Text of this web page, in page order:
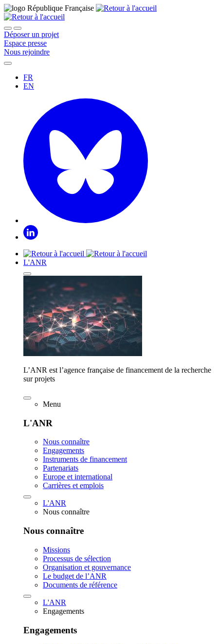
Déposer un projet
Espace presse
Nous rejoindre
FR
EN
L'ANR
L’ANR est l’agence française de financement de la recherche
sur projets
Menu
L'ANR
Nous connaître
Engagements
Instruments de financement
Partenariats
Europe et international
Carrières et emplois
L'ANR
Nous connaître
Nous connaître
Missions
Processus de sélection
Organisation et gouvernance
Le budget de l’ANR
Documents de référence
L'ANR
Engagements
Engagements